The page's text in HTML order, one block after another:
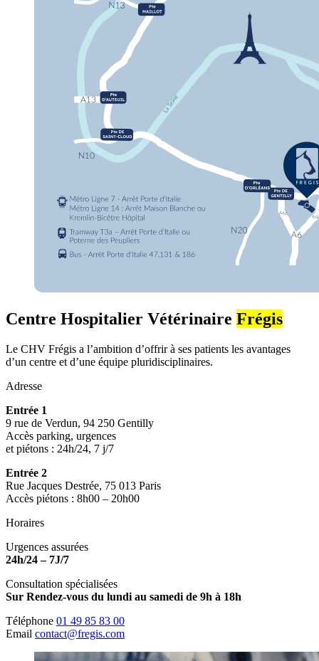
Centre Hospitalier Vétérinaire Frégis
Le CHV Frégis a l’ambition d’offrir à ses patients les avantages
d’un centre et d’une équipe pluridisciplinaires.
Adresse
Entrée 1
9 rue de Verdun, 94 250 Gentilly
Accès parking, urgences
et piétons : 24h/24, 7 j/7
Entrée 2
Rue Jacques Destrée, 75 013 Paris
Accès piétons : 8h00 – 20h00
Horaires
Urgences assurées
24h/24 – 7J/7
Consultation spécialisées
Sur Rendez-vous du lundi au samedi de 9h à 18h
Téléphone 01 49 85 83 00
Email contact@fregis.com